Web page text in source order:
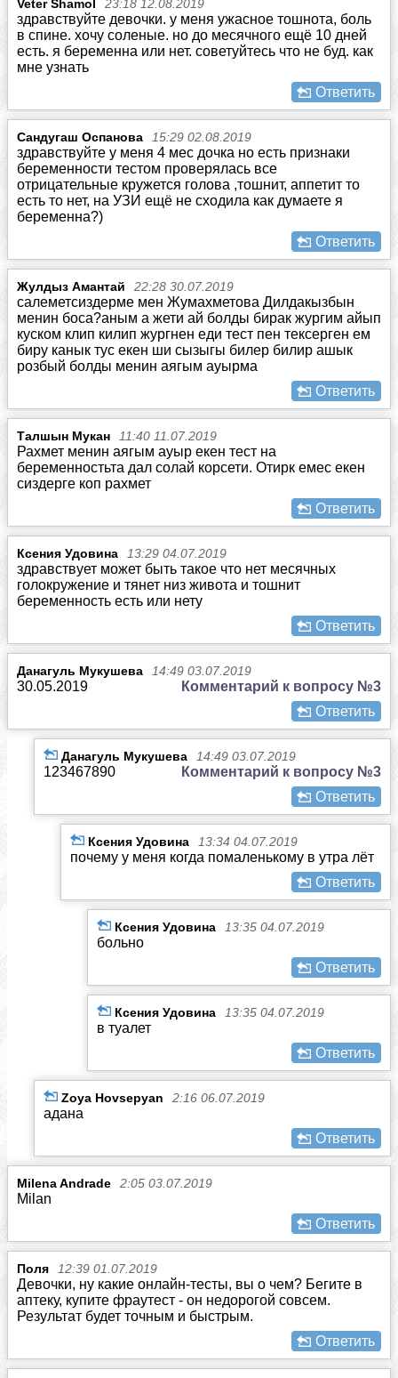
Veter Shamol 23:18 12.08.2019
здравствуйте девочки. у меня ужасное тошнота, боль
в спине. хочу соленые. но до месячного ещё 10 дней
есть. я беременна или нет. советуйтесь что не буд. как
мне узнать
Ответить
Сандугаш Оспанова 15:29 02.08.2019
здравствуйте у меня 4 мес дочка но есть признаки
беременности тестом проверялась все
отрицательные кружется голова ,тошнит, аппетит то
есть то нет, на УЗИ ещё не сходила как думаете я
беременна?)
Ответить
Жулдыз Амантай 22:28 30.07.2019
салеметсиздерме мен Жумахметова Дилдакызбын
менин боса?аным а жети ай болды бирак жургим айып
куском клип килип жургнен еди тест пен тексерген ем
биру канык тус екен ши сызыгы билер билир ашык
розбый болды менин аягым ауырма
Ответить
Талшын Мукан 11:40 11.07.2019
Рахмет менин аягым ауыр екен тест на
беременностьта дал солай корсети. Отирк емес екен
сиздерге коп рахмет
Ответить
Ксения Удовина 13:29 04.07.2019
здравствует может быть такое что нет месячных
голокружение и тянет низ живота и тошнит
беременность есть или нету
Ответить
Данагуль Мукушева 14:49 03.07.2019
Комментарий к вопросу №3
30.05.2019
Ответить
Данагуль Мукушева 14:49 03.07.2019
Комментарий к вопросу №3
123467890
Ответить
Ксения Удовина 13:34 04.07.2019
почему у меня когда помаленькому в утра лёт
Ответить
Ксения Удовина 13:35 04.07.2019
больно
Ответить
Ксения Удовина 13:35 04.07.2019
в туалет
Ответить
Zoya Hovsepyan 2:16 06.07.2019
адана
Ответить
Milena Andrade 2:05 03.07.2019
Milan
Ответить
Поля 12:39 01.07.2019
Девочки, ну какие онлайн-тесты, вы о чем? Бегите в
аптеку, купите фраутест - он недорогой совсем.
Результат будет точным и быстрым.
Ответить